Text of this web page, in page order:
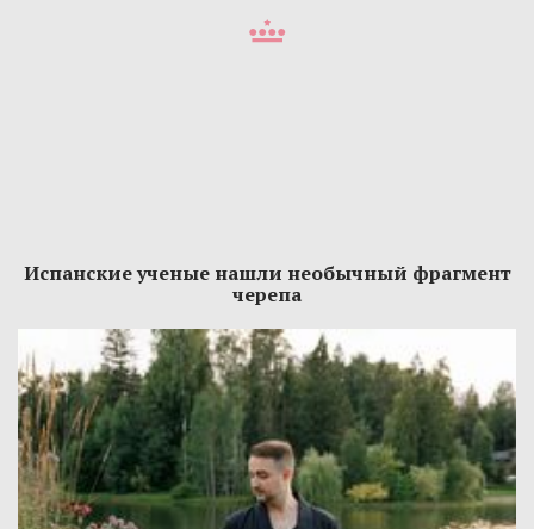
Испанские ученые нашли необычный фрагмент
черепа